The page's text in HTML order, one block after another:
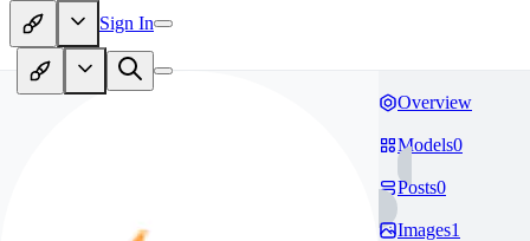
Sign In
Overview
Models0
Posts0
Images1